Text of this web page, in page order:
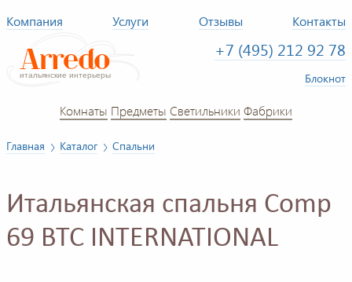
Компания Услуги Отзывы Контакты
+7 (495) 212 92 78
Блокнот
Комнаты Предметы Светильники Фабрики
Главная Каталог Спальни
Итальянская спальня Comp
69 BTC INTERNATIONAL